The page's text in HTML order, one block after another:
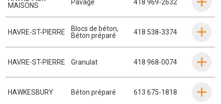
MAISONS
Pavage 418 969-2632
HAVRE-ST-PIERRE Blocs de béton,
Béton préparé
418 538-3374
HAVRE-ST-PIERRE Granulat 418 968-0074
HAWKESBURY Béton préparé 613 675-1818